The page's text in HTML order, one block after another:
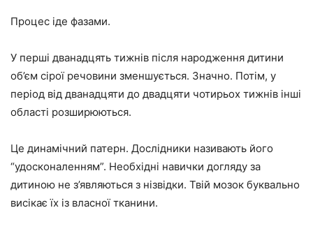
Процес іде фазами.
У перші дванадцять тижнів після народження дитини
об’єм сірої речовини зменшується. Значно. Потім, у
період від дванадцяти до двадцяти чотирьох тижнів інші
області розширюються.
Це динамічний патерн. Дослідники називають його
“удосконаленням”. Необхідні навички догляду за
дитиною не з’являються з нізвідки. Твій мозок буквально
висікає їх із власної тканини.